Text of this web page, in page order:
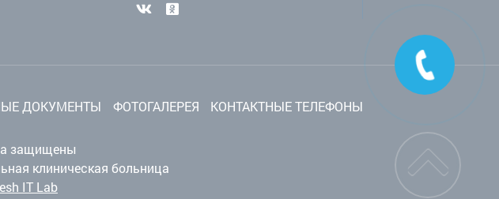
ДОКУМЕНТЫ ФОТОГАЛЕРЕЯ КОНТАКТНЫЕ ТЕЛЕФОНЫ
защищены
клиническая больница
IT Lab